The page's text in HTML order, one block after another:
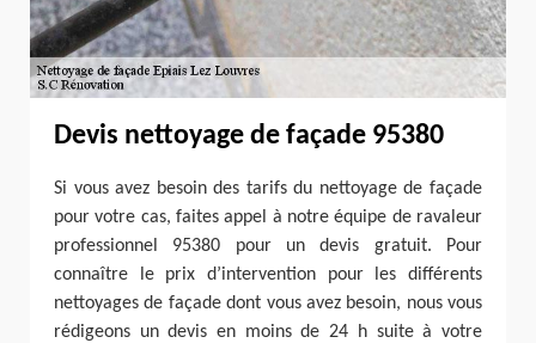
Devis nettoyage de façade 95380
Si vous avez besoin des tarifs du nettoyage de façade
pour votre cas, faites appel à notre équipe de ravaleur
professionnel 95380 pour un devis gratuit. Pour
connaître le prix d’intervention pour les différents
nettoyages de façade dont vous avez besoin, nous vous
rédigeons un devis en moins de 24 h suite à votre